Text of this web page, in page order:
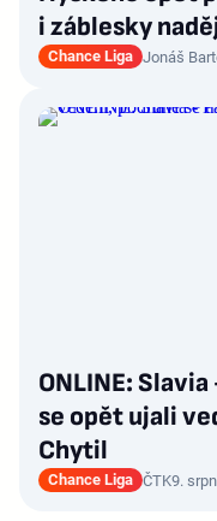
i záblesky
Chance Liga Jonáš
ONLINE:
se opět ujali
Chytil
Chance Liga ČTK9.